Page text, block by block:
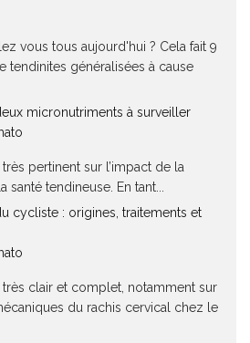
vous tous aujourd'hui ? Cela fait 9
tendinites généralisées à cause
micronutriments à surveiller
pertinent sur l’impact de la
santé tendineuse. En tant...
cycliste : origines, traitements et
clair et complet, notamment sur
du rachis cervical chez le